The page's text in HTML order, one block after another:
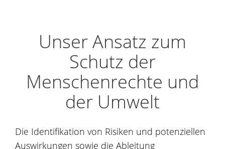
Unser Ansatz zum
Schutz der
Menschenrechte und
der Umwelt
Die Identifikation von Risiken und potenziellen
Auswirkungen sowie die Ableitung